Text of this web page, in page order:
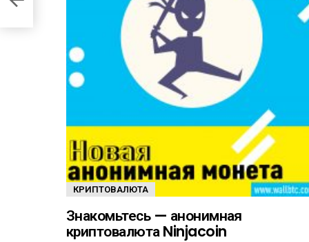
КРИПТОВАЛЮТА
Знакомьтесь — анонимная
криптовалюта Ninjacoin